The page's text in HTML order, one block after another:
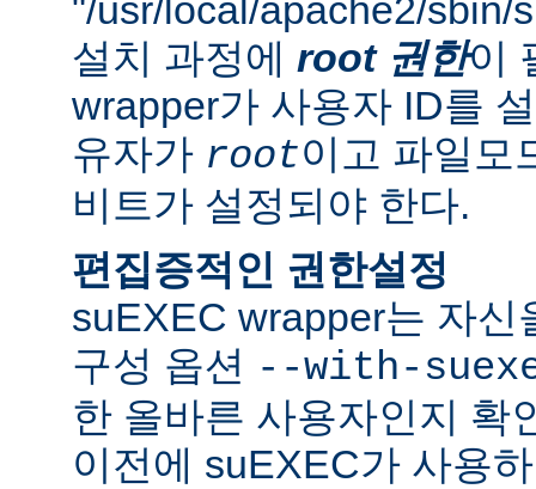
"/usr/local/apache2/sbin/
설치 과정에 root 권한이
wrapper가 사용자 ID를
유자가 root이고 파일모
비트가 설정되야 한다.
편집증적인 권한설정
suEXEC wrapper는 자신
구성 옵션 --with-
한 올바른 사용자인지 확
이전에 suEXEC가 사용